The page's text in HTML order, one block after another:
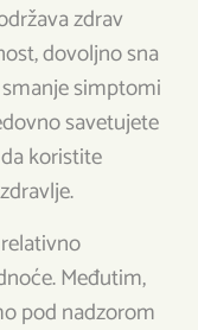
zdrav
dovoljno sna
simptomi
savetujete
koristite
Međutim,
pod nadzorom